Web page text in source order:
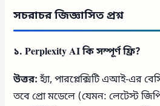
সচরাচর জিজ্ঞাসিত প্রশ্ন
১. Perplexity AI কি সম্পূর্ণ ফ্রি?
উত্তর:হ্যাঁ, পারপ্লেক্সিটি এআই-এর
তবে প্রো মডেলে (যেমন: লেটেস্ট